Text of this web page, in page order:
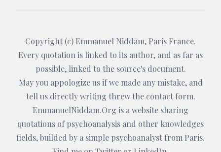
Copyright (c) Emmanuel Niddam, Paris France.
Every quotation is linked to its author, and as far as
possible, linked to the source's document.
May you appologize us if we made any mistake, and
tell us directly writing threw the contact form.
EmmanuelNiddam.Org is a website sharing
quotations of psychoanalysis and other knowledges
fields, builded by a simple psychoanalyst from Paris.